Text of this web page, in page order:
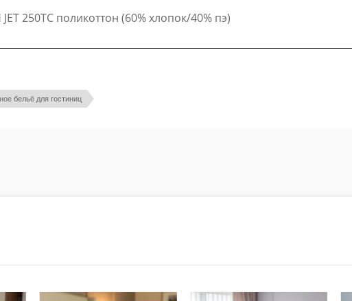
250TC поликоттон (60% хлопок/40% пэ)
бельё для гостиниц